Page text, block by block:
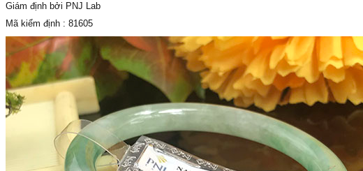
Giám định bởi PNJ Lab
Mã kiểm định : 81605